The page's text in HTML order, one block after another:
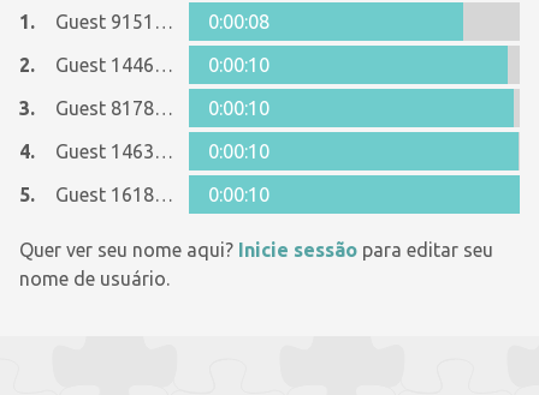
1. Guest 9151828
0:00:08
2.
Guest 14464201
0:00:10
3.
Guest 8178487
0:00:10
4.
Guest 14630737
0:00:10
5.
Guest 1618588 0:00:10
Quer ver seu nome aqui? Inicie sessão para editar seu
nome de usuário.